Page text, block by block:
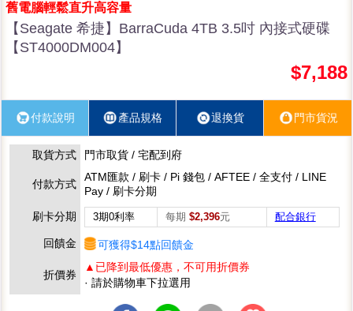
舊電腦輕鬆直升高容量
【Seagate 希捷】BarraCuda 4TB 3.5吋 內接式硬碟
【ST4000DM004】
$7,188
付款說明 產品規格 退換貨 門市貨況
取貨方式 門市取貨 / 宅配到府
付款方式
ATM匯款 / 刷卡 / Pi 錢包 / AFTEE / 全支付 / LINE
Pay / 刷卡分期
刷卡分期
3期0利率 每期 $2,396元 配合銀行
回饋金 可獲得$14點回饋金
折價券
▲已降到最低優惠，不可用折價券
· 請於購物車下拉選用